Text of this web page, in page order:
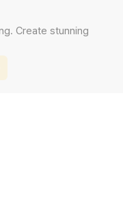
Create stunning